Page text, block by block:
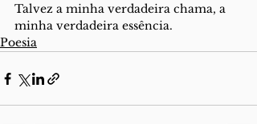
Talvez a minha verdadeira chama, a
minha verdadeira essência.
Poesia